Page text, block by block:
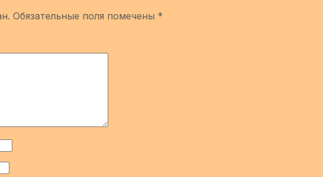
Обязательные поля помечены *